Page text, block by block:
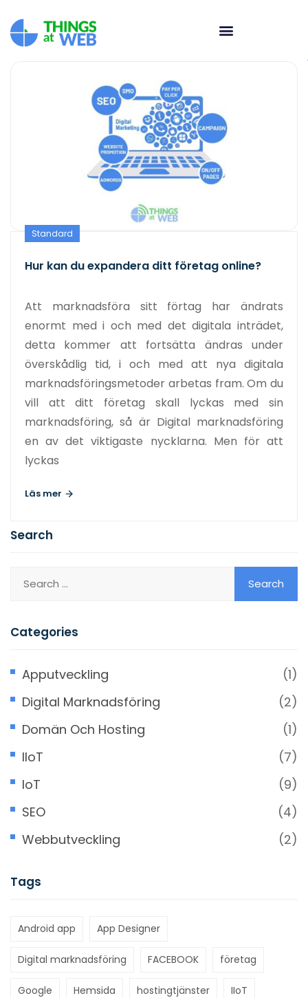
Standard
Hur kan du expandera ditt företag online?
Att marknadsföra sitt förtag har ändrats
enormt med i och med det digitala inträdet,
detta kommer att fortsätta ändras under
överskådlig tid, i och med att nya digitala
marknadsföringsmetoder arbetas fram. Om du
vill att ditt företag skall lyckas med sin
marknadsföring, så är Digital marknadsföring
en av det viktigaste nycklarna. Men för att
lyckas
Läs mer
Search
Categories
Apputveckling
(1)
Digital Marknadsföring
(2)
Domän Och Hosting
(1)
IIoT
(7)
IoT
(9)
SEO
(4)
Webbutveckling
(2)
Tags
Android app App Designer
Digital marknadsföring FACEBOOK företag
Google Hemsida hostingtjänster IIoT